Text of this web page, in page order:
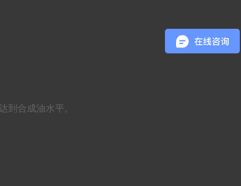
到合成油水平。